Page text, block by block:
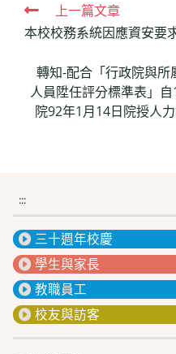
Read
more
articles
上一篇文章
本校校務系統因應資安要
轉知-配合「行政院與
人員陞任評分標準表」
院92年1月14日院授人
:::
三十週年校慶
學生與家長
教職員工
校友與訪客